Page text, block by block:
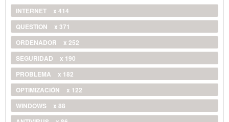
INTERNET
x 414
QUESTION
x 371
ORDENADOR
x 252
SEGURIDAD
x 190
PROBLEMA
x 182
OPTIMIZACIÓN
x 122
WINDOWS
x 88